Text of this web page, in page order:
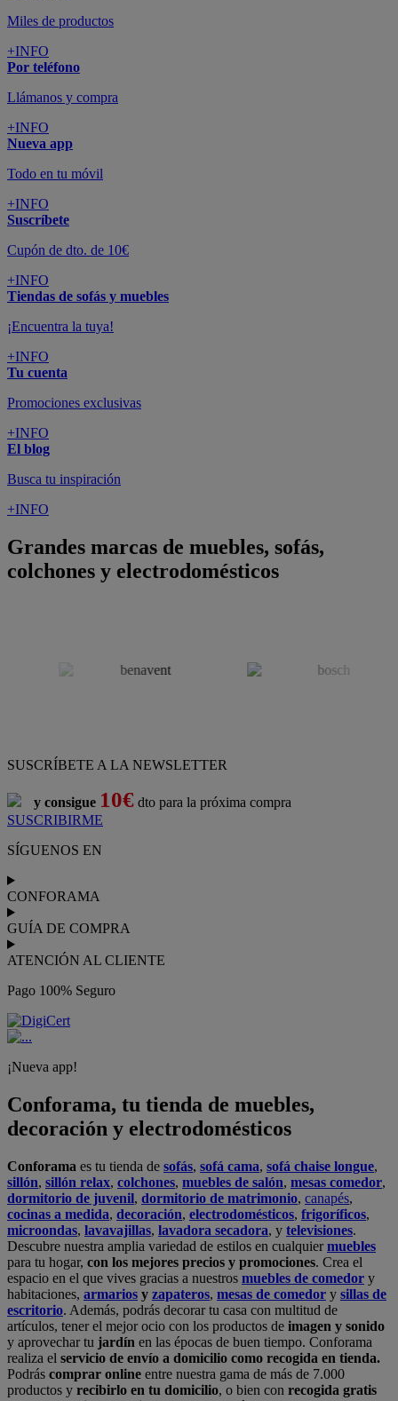
Miles de productos
+INFO
Por teléfono
Llámanos y compra
+INFO
Nueva app
Todo en tu móvil
+INFO
Suscríbete
Cupón de dto. de 10€
+INFO
Tiendas de sofás y muebles
¡Encuentra la tuya!
+INFO
Tu cuenta
Promociones exclusivas
+INFO
El blog
Busca tu inspiración
+INFO
Grandes marcas de muebles, sofás,
colchones y electrodomésticos
SUSCRÍBETE A LA NEWSLETTER
y consigue 10€ dto para la próxima compra
SUSCRIBIRME
SÍGUENOS EN
CONFORAMA
GUÍA DE COMPRA
ATENCIÓN AL CLIENTE
Pago 100% Seguro
¡Nueva app!
Conforama, tu tienda de muebles,
decoración y electrodomésticos
Conforama es tu tienda de sofás, sofá cama, sofá chaise longue,
sillón, sillón relax, colchones, muebles de salón, mesas comedor,
dormitorio de juvenil, dormitorio de matrimonio, canapés,
cocinas a medida, decoración, electrodomésticos, frigoríficos,
microondas, lavavajillas, lavadora secadora, y televisiones.
Descubre nuestra amplia variedad de estilos en cualquiermuebles
para tu hogar, con los mejores precios y promociones. Crea el
espacio en el que vives gracias a nuestros muebles de comedor y
habitaciones, armarios y zapateros, mesas de comedor y sillas de
escritorio. Además, podrás decorar tu casa con multitud de
artículos, tener el mejor ocio con los productos de imagen y sonido
y aprovechar tu jardín en las épocas de buen tiempo. Conforama
realiza el servicio de envío a domicilio como recogida en tienda.
Podrás comprar online entre nuestra gama de más de 7.000
productos y recibirlo en tu domicilio, o bien con recogida gratis